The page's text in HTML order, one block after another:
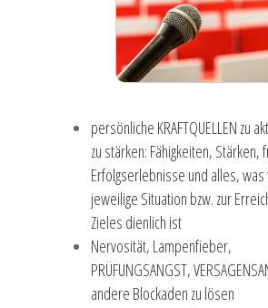
persönliche KRAFTQUELLEN zu
zu stärken: Fähigkeiten, Stärken,
Erfolgserlebnisse und alles,
jeweilige Situation bzw. zur
Zieles dienlich ist
Nervosität, Lampenfieber,
PRÜFUNGSANGST,
andere Blockaden zu lösen